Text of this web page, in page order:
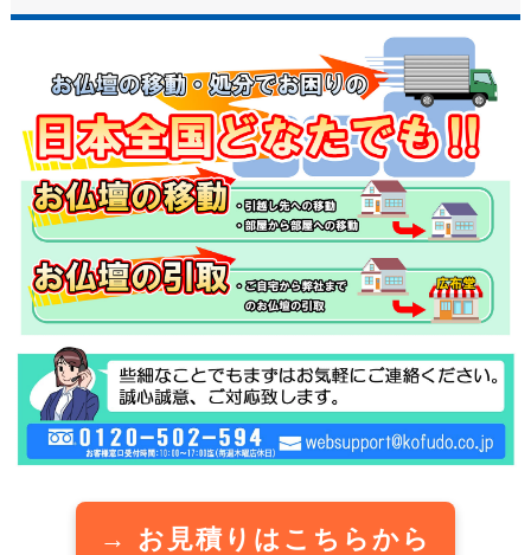
→ お見積りはこちらから